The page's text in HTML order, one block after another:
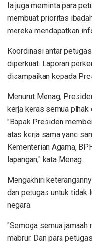
Ia juga meminta para
membuat prioritas
mereka mendapatkan
Koordinasi antar
diperkuat. Laporan
disampaikan kepada
Menurut Menag,
kerja keras semua pihak
"Bapak Presiden
atas kerja sama yang
Kementerian Agama,
lapangan," kata Menag.
Mengakhiri
dan petugas untuk tidak
negara.
"Semoga semua jamaah
mabrur. Dan para